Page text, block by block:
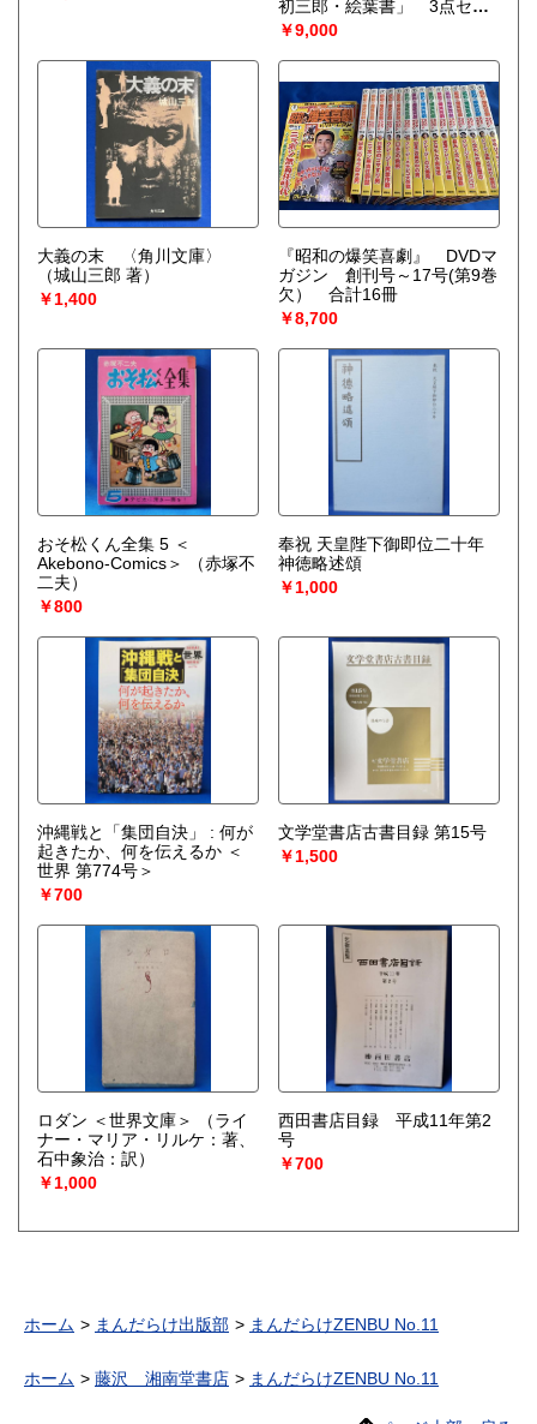
初三郎・絵葉書」 3点セッ
ト
￥9,000
大義の末 〈角川文庫〉
（城山三郎 著）
￥1,400
『昭和の爆笑喜劇』 DVDマ
ガジン 創刊号～17号(第9巻
欠） 合計16冊
￥8,700
おそ松くん全集 5 ＜
Akebono-Comics＞
（赤塚不
二夫）
￥800
奉祝 天皇陛下御即位二十年
神徳略述頌
￥1,000
沖縄戦と「集団自決」 : 何が
起きたか、何を伝えるか ＜
世界 第774号＞
￥700
文学堂書店古書目録 第15号
￥1,500
ロダン ＜世界文庫＞
（ライ
ナー・マリア・リルケ：著、
石中象治：訳）
￥1,000
西田書店目録 平成11年第2
号
￥700
ホーム まんだらけ出版部 まんだらけZENBU No.11
ホーム 藤沢 湘南堂書店 まんだらけZENBU No.11